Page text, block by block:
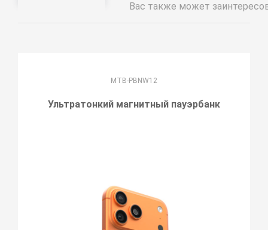
Вас также может
MTB-PBNW12
Ультратонкий магнитный пауэрбанк